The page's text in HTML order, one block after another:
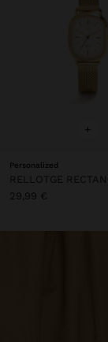
+
Personalized
29,99 €